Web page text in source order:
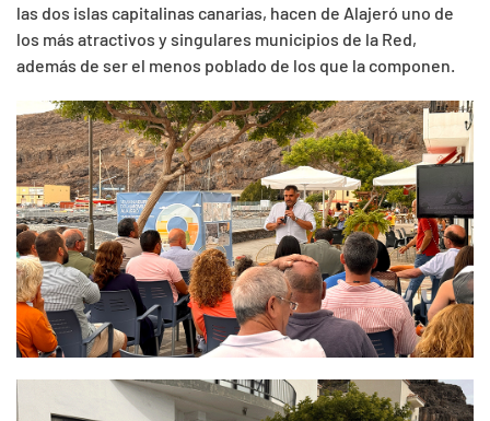
las dos islas capitalinas canarias, hacen de Alajeró uno de
los más atractivos y singulares municipios de la Red,
además de ser el menos poblado de los que la componen.